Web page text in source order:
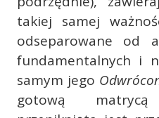
takiej samej
odseparowane od
fundamentalnych i
samym jego
gotową